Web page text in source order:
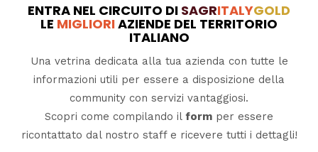
ENTRA NEL CIRCUITO DI SAGRITALYGOLD
LE MIGLIORIAZIENDE DEL TERRITORIO
ITALIANO
Una vetrina dedicata alla tua azienda con tutte le
informazioni utili per essere a disposizione della
community con servizi vantaggiosi.
Scopri come compilando il form per essere
ricontattato dal nostro staff e ricevere tutti i dettagli!